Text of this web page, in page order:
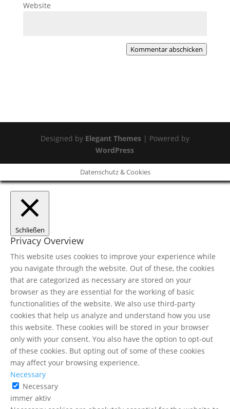
Website
Kommentar abschicken
Designed by Elegant Themes| Powered by
WordPress
Datenschutz & Cookies
Schließen
Privacy Overview
This website uses cookies to improve your experience while
you navigate through the website. Out of these, the cookies
that are categorized as necessary are stored on your
browser as they are essential for the working of basic
functionalities of the website. We also use third-party
cookies that help us analyze and understand how you use
this website. These cookies will be stored in your browser
only with your consent. You also have the option to opt-out
of these cookies. But opting out of some of these cookies
may affect your browsing experience.
Necessary
Necessary
immer aktiv